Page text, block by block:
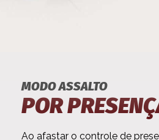
MODO ASSALTO
POR
Ao afastar o controle de